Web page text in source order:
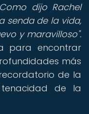
dijo Rachel
senda de la vida,
y maravilloso".
para encontrar
más
de la
de la